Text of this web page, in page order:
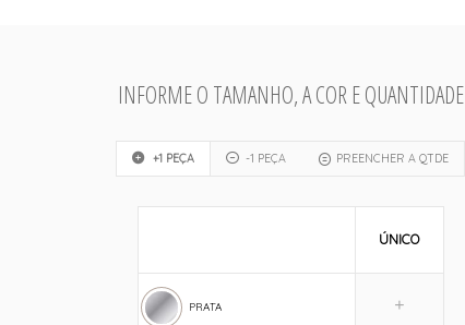
INFORME O TAMANHO, A COR E QUANTIDADE
+1 PEÇA -1 PEÇA PREENCHER A QTDE
PRATA
ÚNICO